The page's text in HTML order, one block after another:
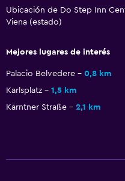
Ubicación de Do Step Inn
Viena (estado)
Mejores lugares de interés
Palacio Belvedere 0,8 km
Karlsplatz
1,5 km
Kärntner Straße
2,1 km